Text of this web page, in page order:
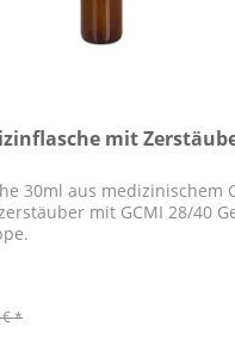
mit
30ml aus medizinischem
mit GCMI 28/40
€ *